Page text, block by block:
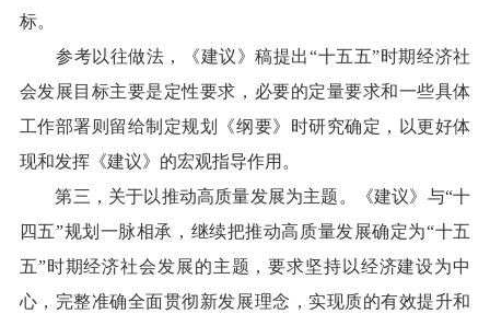
标。
参考以往做法，《建议》稿提出“十五五”时期经济社
会发展目标主要是定性要求，必要的定量要求和一些具体
工作部署则留给制定规划《纲要》时研究确定，以更好体
现和发挥《建议》的宏观指导作用。
第三，关于以推动高质量发展为主题。《建议》与“十
四五”规划一脉相承，继续把推动高质量发展确定为“十五
五”时期经济社会发展的主题，要求坚持以经济建设为中
心，完整准确全面贯彻新发展理念，实现质的有效提升和